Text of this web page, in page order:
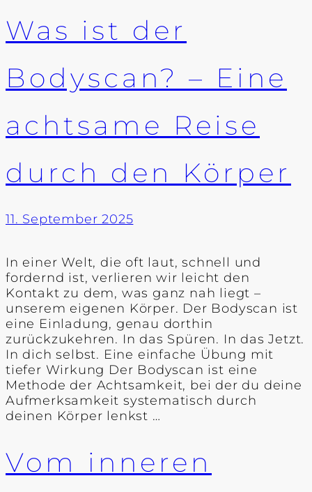
Was ist der
Bodyscan? – Eine
achtsame Reise
durch den Körper
11. September 2025
In einer Welt, die oft laut, schnell und
fordernd ist, verlieren wir leicht den
Kontakt zu dem, was ganz nah liegt –
unserem eigenen Körper. Der Bodyscan ist
eine Einladung, genau dorthin
zurückzukehren. In das Spüren. In das Jetzt.
In dich selbst. Eine einfache Übung mit
tiefer Wirkung Der Bodyscan ist eine
Methode der Achtsamkeit, bei der du deine
Aufmerksamkeit systematisch durch
deinen Körper lenkst …
Vom inneren